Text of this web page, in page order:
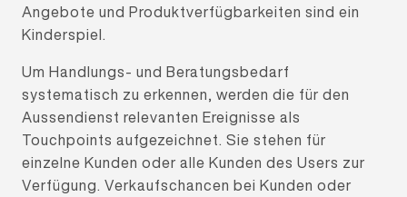
Angebote und Produktverfügbarkeiten sind ein
Kinderspiel.
Um Handlungs- und Beratungsbedarf
systematisch zu erkennen, werden die für den
Aussendienst relevanten Ereignisse als
Touchpoints aufgezeichnet. Sie stehen für
einzelne Kunden oder alle Kunden des Users zur
Verfügung. Verkaufschancen bei Kunden oder